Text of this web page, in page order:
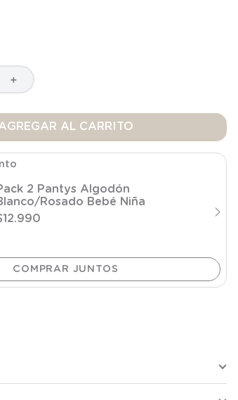
＋
AL CARRITO
2 Pantys Algodón
Rosado Bebé Niña
12.990